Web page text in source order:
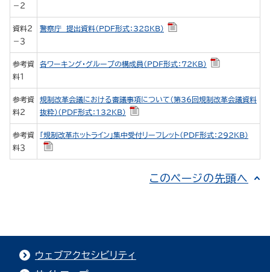
－２
資料２
－３
警察庁 提出資料（PDF形式：328KB）
参考資
料１
各ワーキング・グループの構成員（PDF形式：72KB）
参考資
料２
規制改革会議における審議事項について（第36回規制改革会議資料
抜粋）（PDF形式：132KB）
参考資
料３
「規制改革ホットライン」集中受付リーフレット（PDF形式：292KB）
このページの先頭へ
ウェブアクセシビリティ